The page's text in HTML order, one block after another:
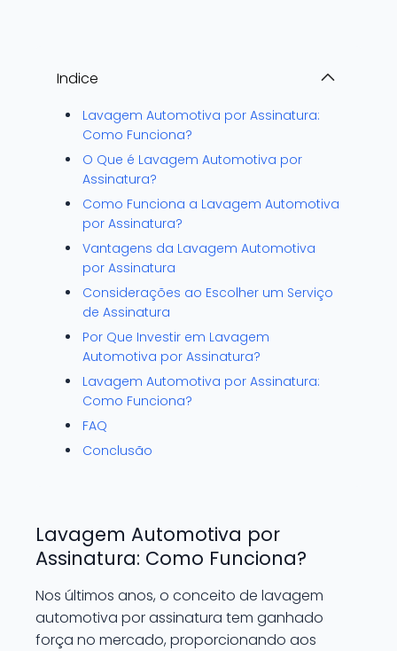
Indice
Lavagem Automotiva por Assinatura:
Como Funciona?
O Que é Lavagem Automotiva por
Assinatura?
Como Funciona a Lavagem Automotiva
por Assinatura?
Vantagens da Lavagem Automotiva
por Assinatura
Considerações ao Escolher um Serviço
de Assinatura
Por Que Investir em Lavagem
Automotiva por Assinatura?
Lavagem Automotiva por Assinatura:
Como Funciona?
FAQ
Conclusão
Lavagem Automotiva por
Assinatura: Como Funciona?
Nos últimos anos, o conceito de lavagem
automotiva por assinatura tem ganhado
força no mercado, proporcionando aos